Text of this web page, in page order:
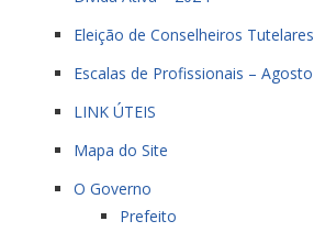
Eleição de Conselheiros Tutelares
Escalas de Profissionais – Agosto
LINK ÚTEIS
Mapa do Site
O Governo
Prefeito